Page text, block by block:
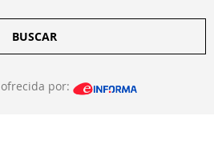
BUSCAR
por: